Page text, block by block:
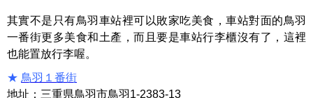
其實不是只有鳥羽車站裡可以敗家吃美食，車站對面的鳥羽
一番街更多美食和土產，而且要是車站行李櫃沒有了，這裡
也能置放行李喔。
★ 鳥羽１番街
地址：三重県鳥羽市鳥羽1-2383-13